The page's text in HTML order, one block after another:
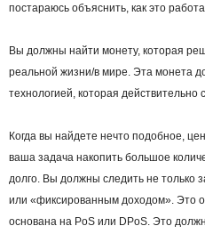
постараюсь объяснить, как это
Вы должны найти монету, которая
реальной жизни/в мире. Эта монета
технологией, которая
Когда вы найдете нечто подобное,
ваша задача накопить большое
долго. Вы должны следить не только
или «фиксированным доходом». Это
основана на PoS или DPoS. Это